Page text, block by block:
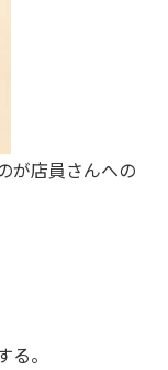
が店員さんへの
。